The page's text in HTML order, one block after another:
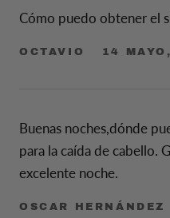
Cómo puedo obtener el
OCTAVIO 14
Buenas noches,dónde
para la caída de cabello.
excelente noche.
OSCAR HERNÁNDEZ